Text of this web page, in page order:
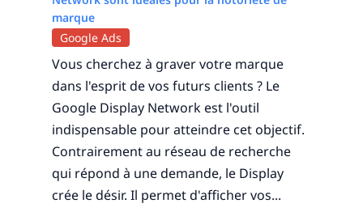
marque
Google Ads
Vous cherchez à graver votre marque
dans l'esprit de vos futurs clients ? Le
Google Display Network est l'outil
indispensable pour atteindre cet objectif.
Contrairement au réseau de recherche
qui répond à une demande, le Display
crée le désir. Il permet d'afficher vos...